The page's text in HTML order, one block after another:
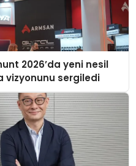
2026’da yeni nesil
vizyonunu sergiledi